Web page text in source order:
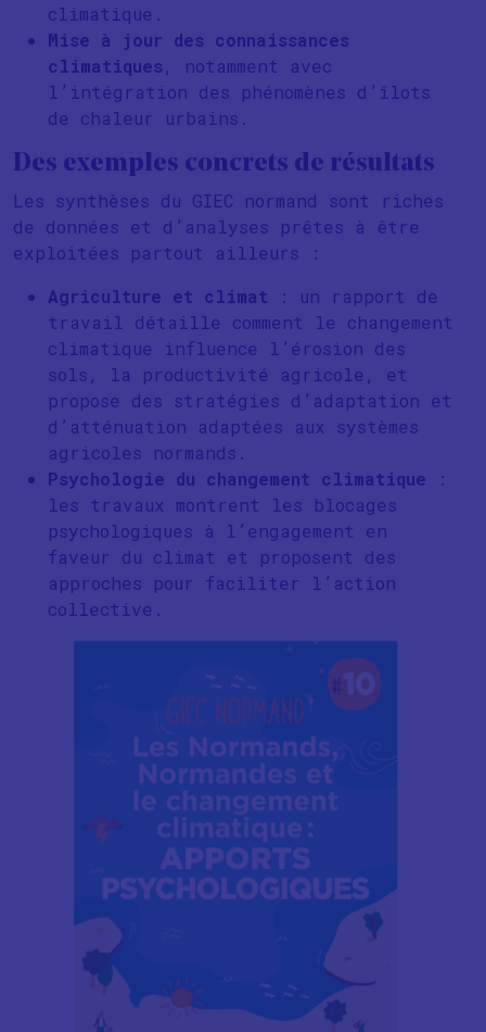
climatique.
Mise à jour des connaissances
climatiques , notamment avec
l’intégration des phénomènes d’îlots
de chaleur urbains.
Des exemples concrets de résultats
Les synthèses du GIEC normand sont riches
de données et d’analyses prêtes à être
exploitées partout ailleurs :
Agriculture et climat : un rapport de
travail détaille comment le changement
climatique influence l’érosion des
sols, la productivité agricole, et
propose des stratégies d’adaptation et
d’atténuation adaptées aux systèmes
agricoles normands.
Psychologie du changement climatique :
les travaux montrent les blocages
psychologiques à l’engagement en
faveur du climat et proposent des
approches pour faciliter l’action
collective.